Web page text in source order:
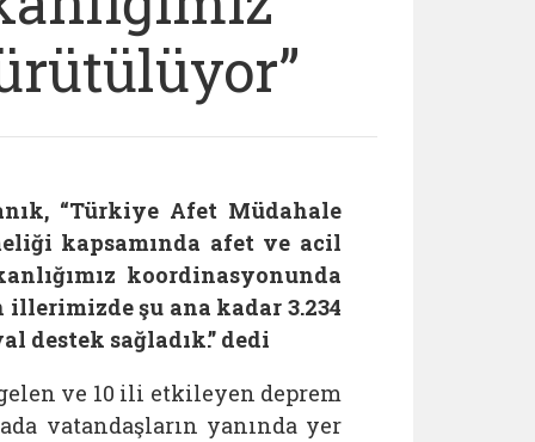
“Türkiye Afet Müdahale
kapsamında afet ve acil
koordinasyonunda
şu ana kadar 3.234
destek sağladık.” dedi
ve 10 ili etkileyen deprem
vatandaşların yanında yer